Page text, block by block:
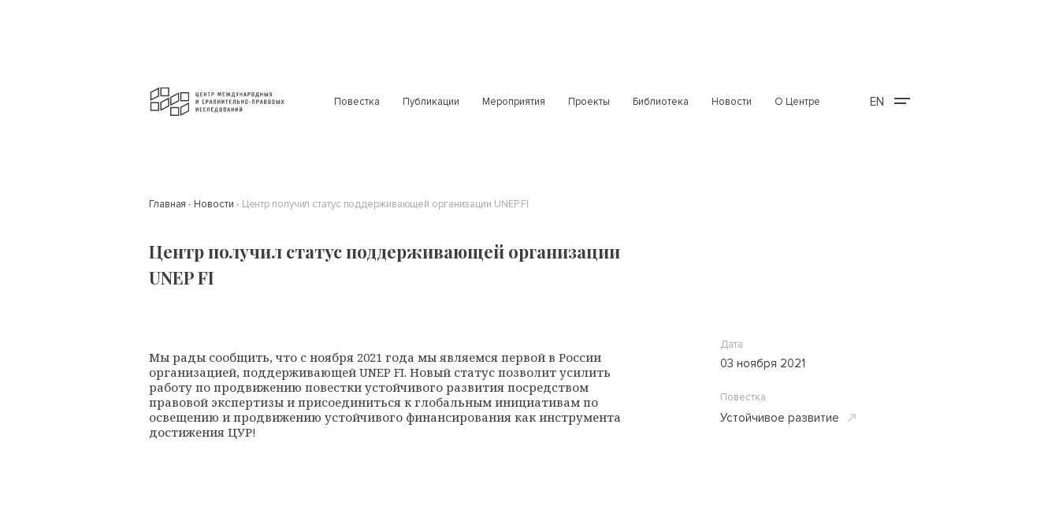
Повестка Публикации Мероприятия Проекты Библиотека Новости О Центре EN
Главная Новости Центр получил статус поддерживающей организации UNEP FI
Центр получил статус поддерживающей организации
UNEP FI
Мы рады сообщить, что с ноября 2021 года мы являемся первой в России
организацией, поддерживающей UNEP FI. Новый статус позволит усилить
работу по продвижению повестки устойчивого развития посредством
правовой экспертизы и присоединиться к глобальным инициативам по
освещению и продвижению устойчивого финансирования как инструмента
достижения ЦУР!
Дата
03 ноября 2021
Повестка
Устойчивое развитие